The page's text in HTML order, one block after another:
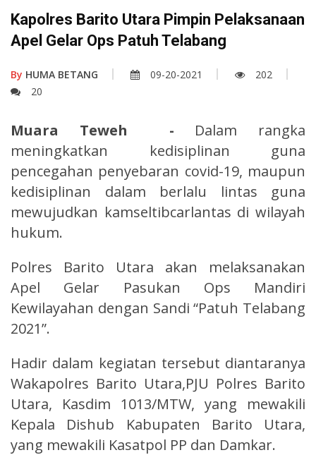
Kapolres Barito Utara Pimpin Pelaksanaan
Apel Gelar Ops Patuh Telabang
By HUMA BETANG 09-20-2021
202
20
Muara Teweh - Dalam rangka
meningkatkan kedisiplinan guna
pencegahan penyebaran covid-19, maupun
kedisiplinan dalam berlalu lintas guna
mewujudkan kamseltibcarlantas di wilayah
hukum.
Polres Barito Utara akan melaksanakan
Apel Gelar Pasukan Ops Mandiri
Kewilayahan dengan Sandi “Patuh Telabang
2021”.
Hadir dalam kegiatan tersebut diantaranya
Wakapolres Barito Utara,PJU Polres Barito
Utara, Kasdim 1013/MTW, yang mewakili
Kepala Dishub Kabupaten Barito Utara,
yang mewakili Kasatpol PP dan Damkar.